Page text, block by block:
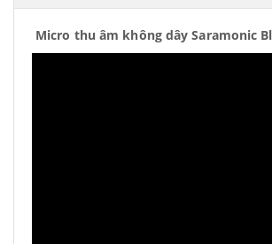
Micro thu âm không dây Saramonic